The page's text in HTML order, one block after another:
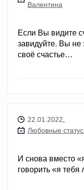
Валентина
Если Вы видите
завидуйте. Вы не
своё счастье…
22.01.2022
Любовные
И снова вместо
говорить «я